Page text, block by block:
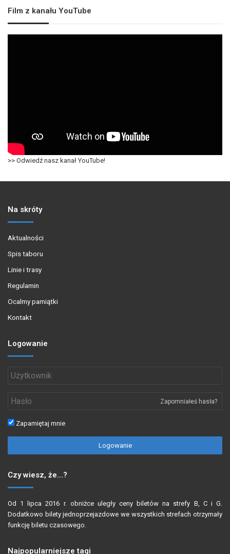
Film z kanału YouTube
>> Odwiedź nasz kanał YouTube!
Na skróty
Aktualności
Spis taboru
Linie i trasy
Regulamin
Ocalmy pamiątki
Kontakt
Logowanie
Zapomniałeś hasła?
Zapamiętaj mnie
Logowanie
Czy wiesz, że…?
Od 1 lipca 2016 r. obniżce uległy ceny biletów na strefy B, C i G.
Dodatkowo bilety jednoprzejazdowe we wszystkich strefach otrzymały
funkcję biletu czasowego.
Najpopularniejsze tagi